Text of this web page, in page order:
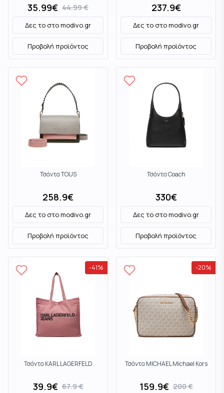
35.99€ 44.99€
Δες το στοmodivo.gr
Προβολή προϊόντος
237.9€
Δες το στοmodivo.gr
Προβολή προϊόντος
Τσάντα TOUS
258.9€
Δες το στοmodivo.gr
Προβολή προϊόντος
Τσάντα Coach
330€
Δες το στοmodivo.gr
Προβολή προϊόντος
-41%
Τσάντα KARL LAGERFELD
39.9€ 67.9€
-20%
Τσάντα MICHAEL Michael Kors
159.9€ 200€